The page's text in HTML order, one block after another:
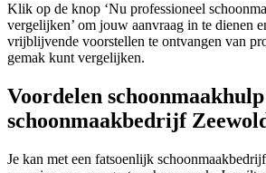
Klik op de knop ‘Nu professioneel
vergelijken’ om jouw aanvraag in te dienen
vrijblijvende voorstellen te ontvangen van
gemak kunt vergelijken.
Voordelen schoonmaakhulp
schoonmaakbedrijf
Je kan met een fatsoenlijk